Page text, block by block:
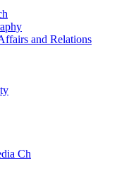
and Relations
Ch